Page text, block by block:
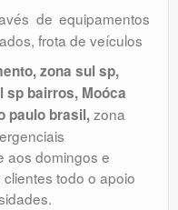
de equipamentos
frota de veículos
zona sul sp,
sp bairros, Moóca
paulo brasil,zona
aos domingos e
todo o apoio